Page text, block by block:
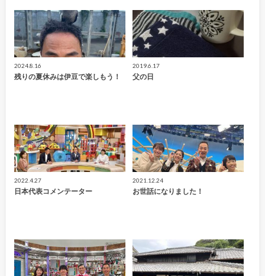
2024.8.16
残りの夏休みは伊豆で楽しもう！
2019.6.17
父の日
2022.4.27
日本代表コメンテーター
2021.12.24
お世話になりました！